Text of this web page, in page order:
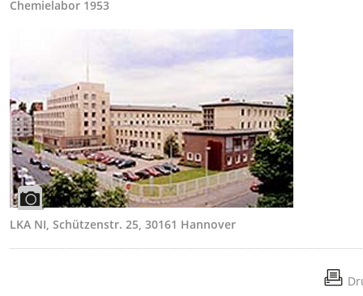
Chemielabor 1953
LKA NI, Schützenstr. 25, 30161 Hannover